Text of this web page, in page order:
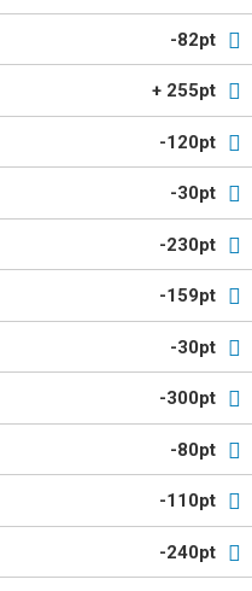
-82pt
+ 255pt
-120pt
-30pt
-230pt
-159pt
-30pt
-300pt
-80pt
-110pt
-240pt